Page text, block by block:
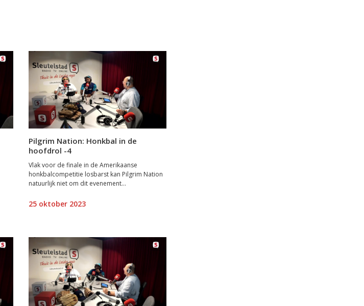
Pilgrim Nation: Honkbal in de
hoofdrol -4
Vlak voor de finale in de Amerikaanse
honkbalcompetitie losbarst kan Pilgrim Nation
natuurlijk niet om dit evenement...
25 oktober 2023